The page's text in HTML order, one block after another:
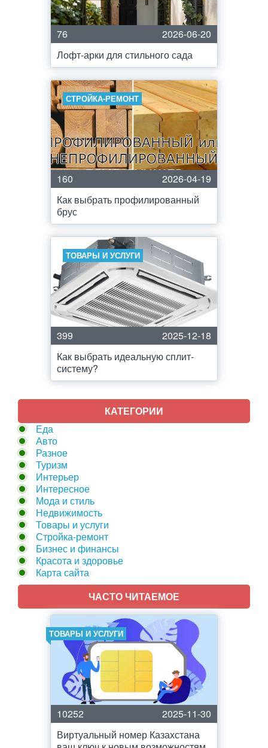
76
2026-06-20
Лофт-арки для стильного сада
СТРОЙКА-РЕМОНТ
160
2026-04-19
Как выбрать профилированный
брус
ТОВАРЫ И УСЛУГИ
399
2025-12-18
Как выбрать идеальную сплит-
систему?
КАТЕГОРИИ
Еда
Авто
Разное
Туризм
Интерьер
Интересное
Мода и стиль
Недвижимость
Товары и услуги
Стройка-ремонт
Бизнес и финансы
Красота и здоровье
Карта сайта
ЧАСТО ЧИТАЕМОЕ
ТОВАРЫ И УСЛУГИ
10252
2025-11-30
Виртуальный номер Казахстана